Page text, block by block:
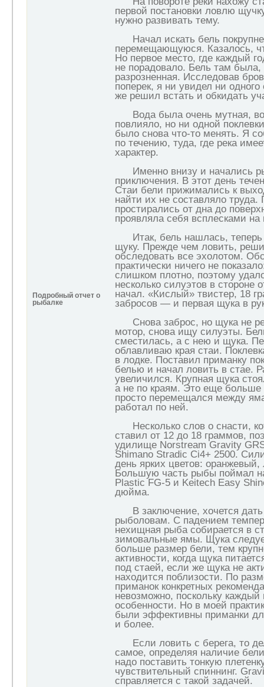
Подробный отчет о
рыбалке
первой постановки ловлю
нужно развивать тему.
Начал искать бель
перемещающуюся. Казалось,
Но первое место, где каждый
не порадовало. Бель там была,
разрозненная. Исследовав
поперек, я ни увидел ни
же решил встать и обкидать
Вода была очень мутная,
повлияло, но ни одной
было снова что-то менять. Я
по течению, туда, где река
характер.
Именно внизу и начались
приключения. В этот день
Стаи бели прижимались к
найти их не составляло труда.
простирались от дна до
проявляла себя всплесками на
Итак, бель нашлась, теперь
щуку. Прежде чем ловить,
обследовать все эхолотом.
практически ничего не
слишком плотно, поэтому
несколько силуэтов в стороне
начал. «Кислый» твистер, 18
забросов — и первая щука в
Снова заброс, но щука не
мотор, снова ищу силуэты.
сместилась, а с нею и щука.
облавливаю края стаи.
в лодке. Поставил приманку
белью и начал ловить в стае.
увеличился. Крупная щука
а не по краям. Это еще больше
просто перемещался между
работал по ней.
Несколько слов о снасти,
ставил от 12 до 18 граммов,
удилище Norstream Gravity
Shimano Stradic Ci4+ 2500.
день ярких цветов:
Большую часть рыбы поймал
Plastic FG-5 и Keitech Easy
дюйма.
В заключение, хочется
рыболовам. С падением
нехищная рыба собирается в
зимовальные ямы. Щука
больше размер бели, тем
активности, когда щука
под стаей, если же щука не
находится поблизости. По
приманок конкретных
невозможно, поскольку
особенности. Но в моей
были эффективны приманки
и более.
Если ловить с берега, то
самое, определяя наличие
надо поставить тонкую
чувствительный спиннинг.
справляется с такой задачей.